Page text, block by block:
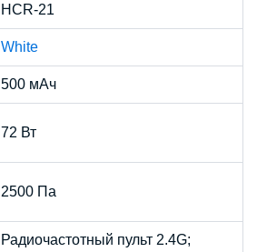
HCR-21
White
500 мАч
72 Вт
2500 Па
Радиочастотный пульт 2.4G;